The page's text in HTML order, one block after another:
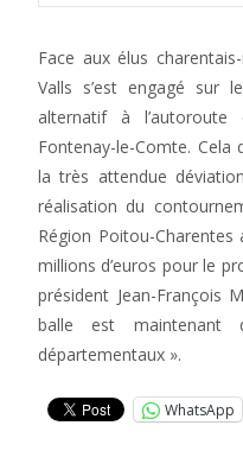
Face aux élus
Valls s’est engagé sur
alternatif à
Fontenay-le-Comte.
la très attendue
réalisation du
Région Poitou-Charentes
millions d’euros pour le
président Jean-François
balle est maintenant
départementaux ».
WhatsApp